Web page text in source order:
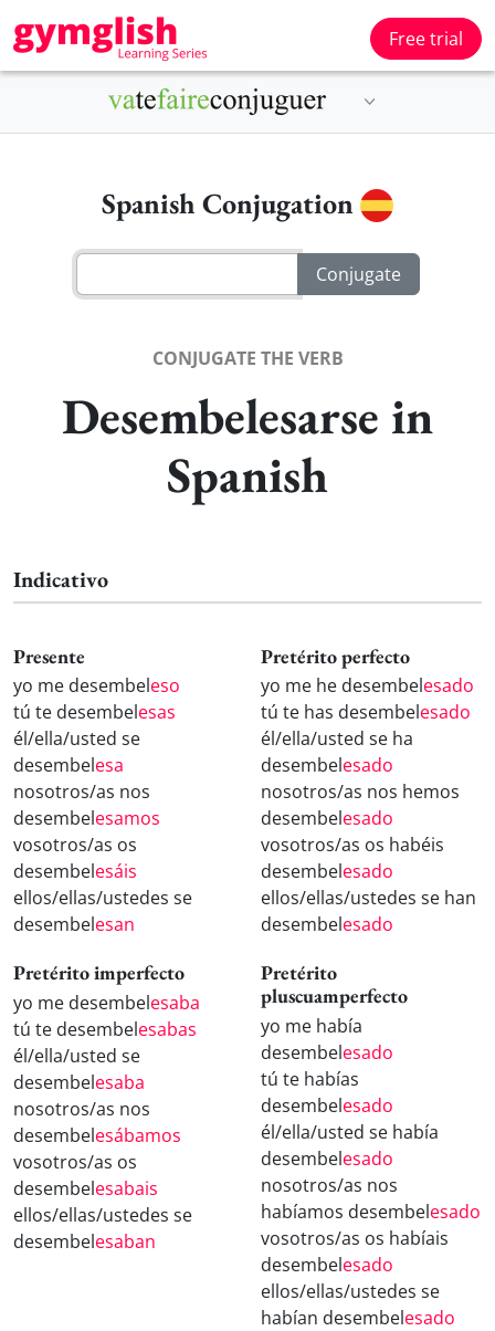
Free trial
Spanish Conjugation
CONJUGATE THE VERB
Desembelesarse in
Spanish
Indicativo
Presente
yo me desembeleso
tú te desembelesas
él/ella/usted se
desembelesa
nosotros/as nos
desembelesamos
vosotros/as os
desembelesáis
ellos/ellas/ustedes se
desembelesan
Pretérito perfecto
yo me he desembelesado
tú te has desembelesado
él/ella/usted se ha
desembelesado
nosotros/as nos hemos
desembelesado
vosotros/as os habéis
desembelesado
ellos/ellas/ustedes se han
desembelesado
Pretérito imperfecto
yo me desembelesaba
tú te desembelesabas
él/ella/usted se
desembelesaba
nosotros/as nos
desembelesábamos
vosotros/as os
desembelesabais
ellos/ellas/ustedes se
desembelesaban
Pretérito
pluscuamperfecto
yo me había
desembelesado
tú te habías
desembelesado
él/ella/usted se había
desembelesado
nosotros/as nos
habíamos desembelesado
vosotros/as os habíais
desembelesado
ellos/ellas/ustedes se
habían desembelesado